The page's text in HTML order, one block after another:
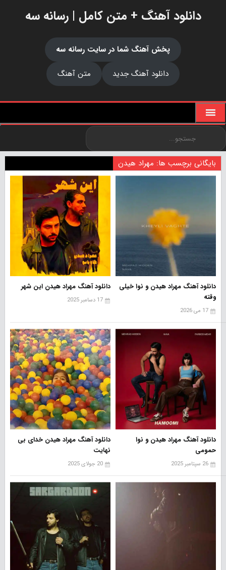
دانلود آهنگ + متن کامل | رسانه سه
پخش آهنگ شما در سایت رسانه سه
دانلود آهنگ جدید
متن آهنگ
بایگانی برچسب ها: مهراد هیدن
دانلود آهنگ مهراد هیدن و نوا خیلی
وقته
17 می 2026
دانلود آهنگ مهراد هیدن این شهر
17 دسامبر 2025
دانلود آهنگ مهراد هیدن و نوا
حمومی
26 سپتامبر 2025
دانلود آهنگ مهراد هیدن خدای بی
نهایت
20 جولای 2025